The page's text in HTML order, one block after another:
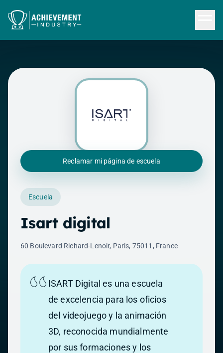
Reclamar mi página de escuela
Escuela
Isart digital
60 Boulevard Richard-Lenoir, Paris, 75011, France
ISART Digital es una escuela
de excelencia para los oficios
del videojuego y la animación
3D, reconocida mundialmente
por sus formaciones y los